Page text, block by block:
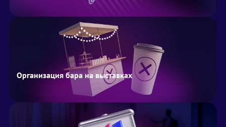
Организация бара на выставках